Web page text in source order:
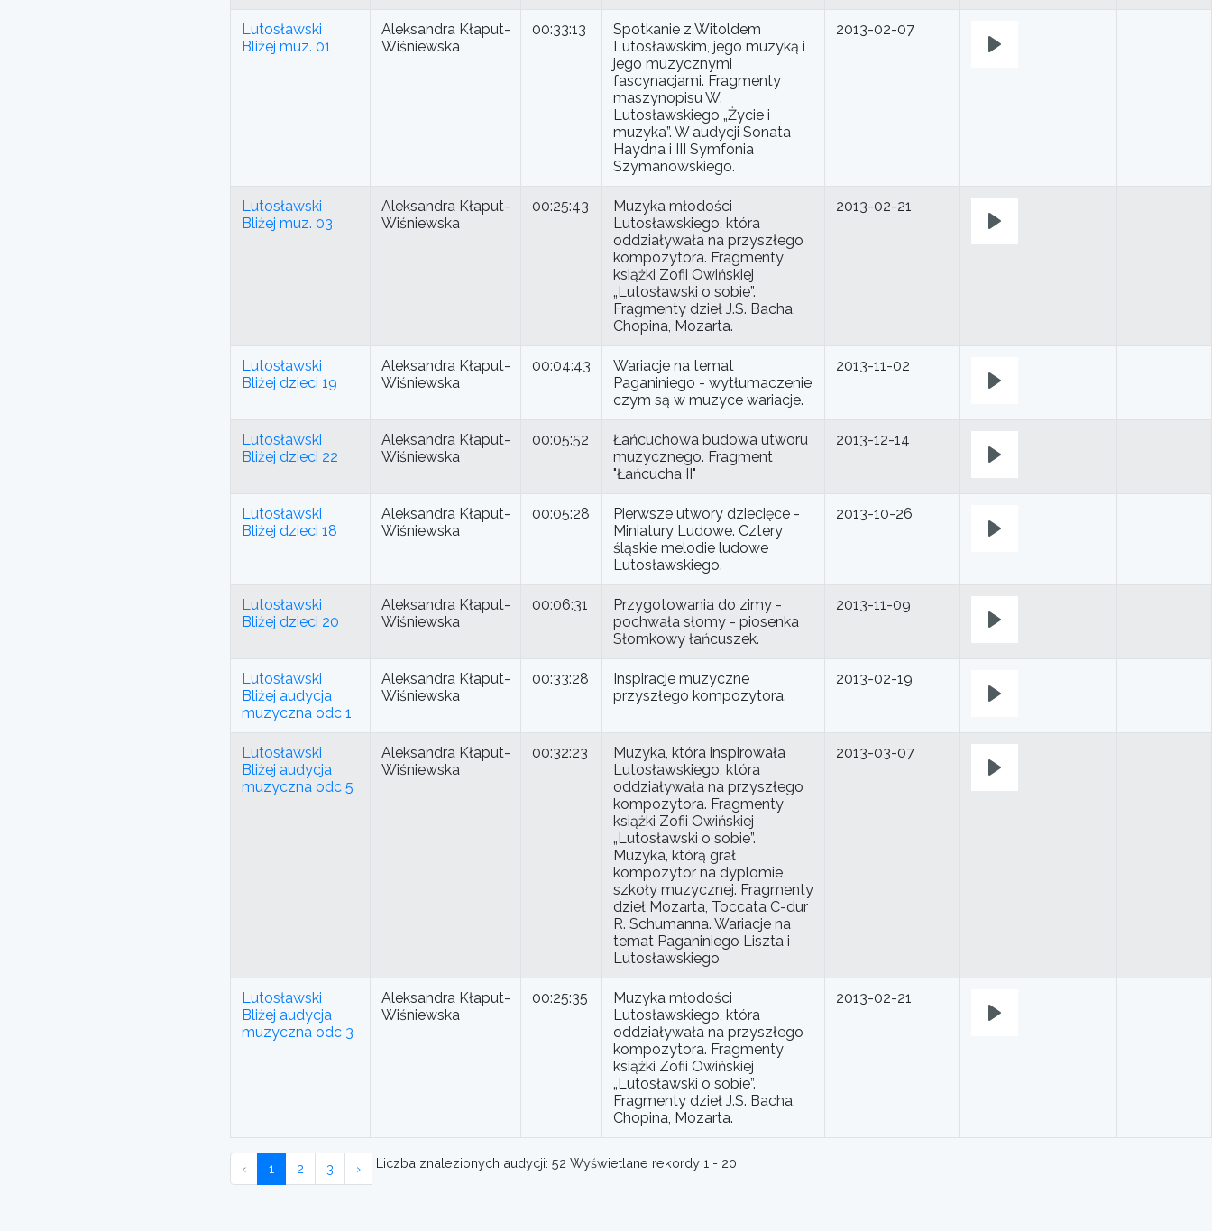
Lutosławski
Bliżej muz. 01
Aleksandra Kłaput-
Wiśniewska
00:33:13
Spotkanie z Witoldem
Lutosławskim, jego muzyką i
jego muzycznymi
fascynacjami. Fragmenty
maszynopisu W.
Lutosławskiego „Życie i
muzyka”. W audycji Sonata
Haydna i III Symfonia
Szymanowskiego.
2013-02-07
Lutosławski
Bliżej muz. 03
Aleksandra Kłaput-
Wiśniewska
00:25:43
Muzyka młodości
Lutosławskiego, która
oddziaływała na przyszłego
kompozytora. Fragmenty
książki Zofii Owińskiej
„Lutosławski o sobie”.
Fragmenty dzieł J.S. Bacha,
Chopina, Mozarta.
2013-02-21
Lutosławski
Bliżej dzieci 19
Aleksandra Kłaput-
Wiśniewska
00:04:43
Wariacje na temat
Paganiniego - wytłumaczenie
czym są w muzyce wariacje.
2013-11-02
Lutosławski
Bliżej dzieci 22
Aleksandra Kłaput-
Wiśniewska
00:05:52
Łańcuchowa budowa utworu
muzycznego. Fragment
"Łańcucha II"
2013-12-14
Lutosławski
Bliżej dzieci 18
Aleksandra Kłaput-
Wiśniewska
00:05:28
Pierwsze utwory dziecięce -
Miniatury Ludowe. Cztery
śląskie melodie ludowe
Lutosławskiego.
2013-10-26
Lutosławski
Bliżej dzieci 20
Aleksandra Kłaput-
Wiśniewska
00:06:31
Przygotowania do zimy -
pochwała słomy - piosenka
Słomkowy łańcuszek.
2013-11-09
Lutosławski
Bliżej audycja
muzyczna odc 1
Aleksandra Kłaput-
Wiśniewska
00:33:28
Inspiracje muzyczne
przyszłego kompozytora.
2013-02-19
Lutosławski
Bliżej audycja
muzyczna odc 5
Aleksandra Kłaput-
Wiśniewska
00:32:23
Muzyka, która inspirowała
Lutosławskiego, która
oddziaływała na przyszłego
kompozytora. Fragmenty
książki Zofii Owińskiej
„Lutosławski o sobie”.
Muzyka, którą grał
kompozytor na dyplomie
szkoły muzycznej. Fragmenty
dzieł Mozarta, Toccata C-dur
R. Schumanna. Wariacje na
temat Paganiniego Liszta i
Lutosławskiego
2013-03-07
Lutosławski
Bliżej audycja
muzyczna odc 3
Aleksandra Kłaput-
Wiśniewska
00:25:35
Muzyka młodości
Lutosławskiego, która
oddziaływała na przyszłego
kompozytora. Fragmenty
książki Zofii Owińskiej
„Lutosławski o sobie”.
Fragmenty dzieł J.S. Bacha,
Chopina, Mozarta.
2013-02-21
‹ 1 2 3 › Liczba znalezionych audycji: 52 Wyświetlane rekordy 1 - 20